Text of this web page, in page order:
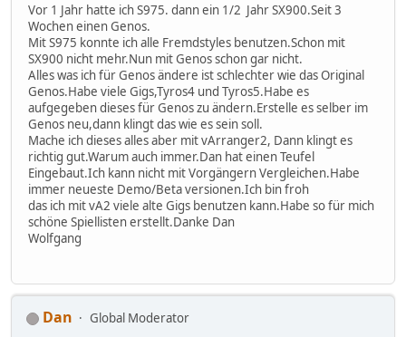
Vor 1 Jahr hatte ich S975. dann ein 1/2 Jahr SX900.Seit 3
Wochen einen Genos.
Mit S975 konnte ich alle Fremdstyles benutzen.Schon mit
SX900 nicht mehr.Nun mit Genos schon gar nicht.
Alles was ich für Genos ändere ist schlechter wie das Original
Genos.Habe viele Gigs,Tyros4 und Tyros5.Habe es
aufgegeben dieses für Genos zu ändern.Erstelle es selber im
Genos neu,dann klingt das wie es sein soll.
Mache ich dieses alles aber mit vArranger2, Dann klingt es
richtig gut.Warum auch immer.Dan hat einen Teufel
Eingebaut.Ich kann nicht mit Vorgängern Vergleichen.Habe
immer neueste Demo/Beta versionen.Ich bin froh
das ich mit vA2 viele alte Gigs benutzen kann.Habe so für mich
schöne Spiellisten erstellt.Danke Dan
Wolfgang
Dan
Global Moderator